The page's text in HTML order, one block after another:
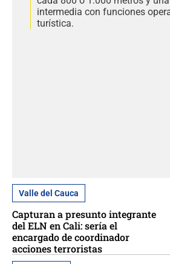
intermedia con funciones
turística.
Valle del Cauca
Capturan a presunto integrante
del ELN en Cali: sería el
encargado de coordinador
acciones terroristas